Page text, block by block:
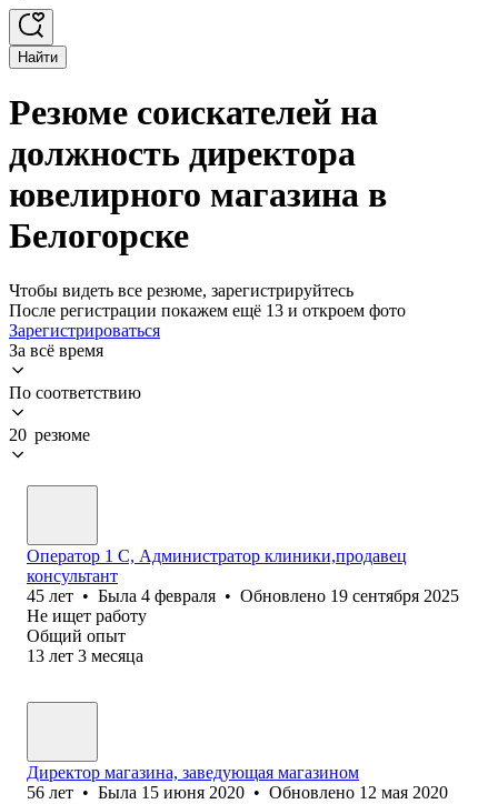
Найти
Резюме соискателей на
должность директора
ювелирного магазина в
Белогорске
Чтобы видеть все резюме, зарегистрируйтесь
После регистрации покажем ещё 13 и откроем фото
Зарегистрироваться
За всё время
По соответствию
20 резюме
Оператор 1 С, Администратор клиники,продавец
консультант
45 лет • Была 4 февраля • Обновлено 19 сентября 2025
Не ищет работу
Общий опыт
13 лет 3 месяца
Директор магазина, заведующая магазином
56 лет • Была 15 июня 2020 • Обновлено 12 мая 2020